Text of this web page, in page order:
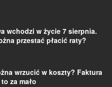
wchodzi w życie 7 sierpnia.
przestać płacić raty?
wrzucić w koszty? Faktura
za mało